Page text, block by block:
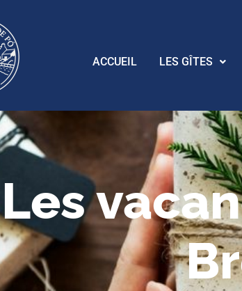
ACCUEIL LES GÎTES
Les